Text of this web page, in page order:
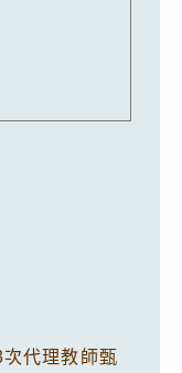
代理教師甄